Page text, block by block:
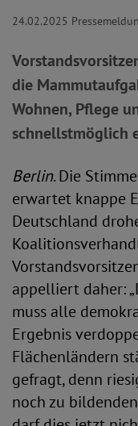
24.02.2025
die
Wohnen, Pflege
schnellstmöglich
Berlin. Die
erwartet knappe
Deutschland
appelliert daher:
muss alle
Ergebnis
Flächenländern
gefragt, denn
noch zu